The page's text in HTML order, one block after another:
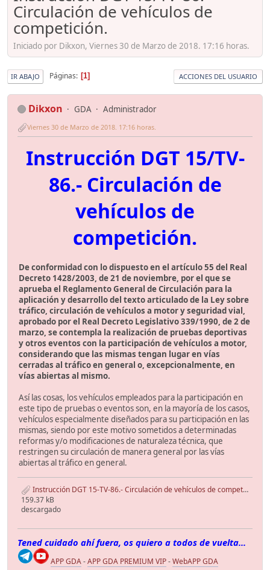
Circulación de vehículos de
competición.
Iniciado por Dikxon, Viernes 30 de Marzo de 2018. 17:16 horas.
IR ABAJO Páginas 1 ACCIONES DEL USUARIO
Dikxon GDA Administrador
Viernes 30 de Marzo de 2018. 17:16 horas.
Instrucción DGT 15/TV-
86.- Circulación de
vehículos de
competición.
De conformidad con lo dispuesto en el artículo 55 del Real
Decreto 1428/2003, de 21 de noviembre, por el que se
aprueba el Reglamento General de Circulación para la
aplicación y desarrollo del texto articulado de la Ley sobre
tráfico, circulación de vehículos a motor y seguridad vial,
aprobado por el Real Decreto Legislativo 339/1990, de 2 de
marzo, se contempla la realización de pruebas deportivas
y otros eventos con la participación de vehículos a motor,
considerando que las mismas tengan lugar en vías
cerradas al tráfico en general o, excepcionalmente, en
vías abiertas al mismo.
Así las cosas, los vehículos empleados para la participación en
este tipo de pruebas o eventos son, en la mayoría de los casos,
vehículos especialmente diseñados para su participación en las
mismas, siendo por este motivo sometidos a determinadas
reformas y/o modificaciones de naturaleza técnica, que
restringen su circulación de manera general por las vías
abiertas al tráfico en general.
Instrucción DGT 15-TV-86.- Circulación de vehículos de competición..pdf
159.37 kB
descargado
Tened cuidado ahí fuera, os quiero a todos de vuelta...
APP GDA-APP GDA PREMIUM VIP-WebAPP GDA